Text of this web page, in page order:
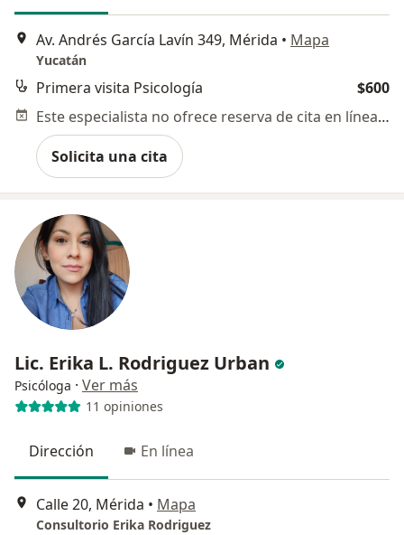
Av. Andrés García Lavín 349, Mérida • Mapa
Yucatán
Primera visita Psicología
$600
Este especialista no ofrece reserva de cita en línea en esta dirección.
Solicita una cita
Lic. Erika L. Rodriguez Urban
Psicóloga · Ver más
11 opiniones
Dirección En línea
Calle 20, Mérida • Mapa
Consultorio Erika Rodriguez